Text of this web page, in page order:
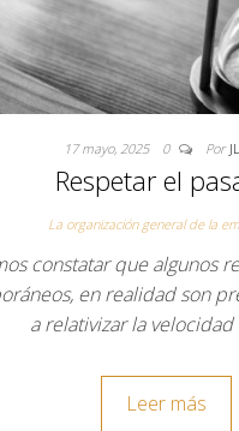
17 mayo, 2025 0 Por
Respetar el
La organización general de la
constatar que algunos
en realidad son
a relativizar la
Leer más